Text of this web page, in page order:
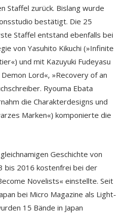
Staffel zurück. Bislang wurde
bestätigt. Die 25
Staffel entstand ebenfalls bei
von Yasuhito Kikuchi (»Infinite
und mit Kazuyuki Fudeyasu
Lord«, »Recovery of an
Ryouma Ebata
die Charakterdesigns und
Marken«) komponierte die
Geschichte von
bis 2016 kostenfrei bei der
Novelists« einstellte. Seit
bei Micro Magazine als Light-
15 Bände in Japan